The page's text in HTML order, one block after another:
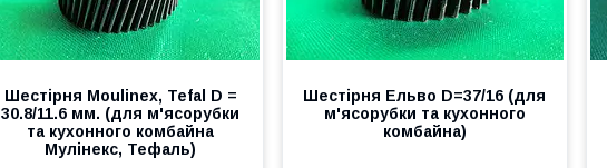
Шестірня Moulinex, Tefal D =
30.8/11.6 мм. (для м'ясорубки
та кухонного комбайна
Мулінекс, Тефаль)
Шестірня Ельво D=37/16 (для
м'ясорубки та кухонного
комбайна)